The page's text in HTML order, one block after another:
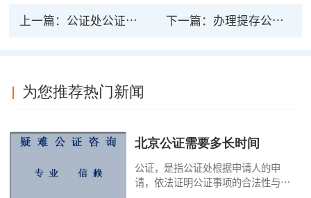
上一篇： 公证处公证房产具有法律效力吗？ 下一篇： 办理提存公证有什么法律 办理提存公证需要条件
为您推荐热门新闻
北京公证需要多长时间
公证，是指公证处根据申请人的申
请，依法证明公证事项的合法性与真